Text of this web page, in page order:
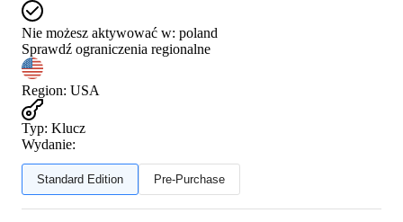
Nie możesz aktywować w: poland
Sprawdź ograniczenia regionalne
Region: USA
Typ: Klucz
Wydanie:
Standard Edition Pre-Purchase